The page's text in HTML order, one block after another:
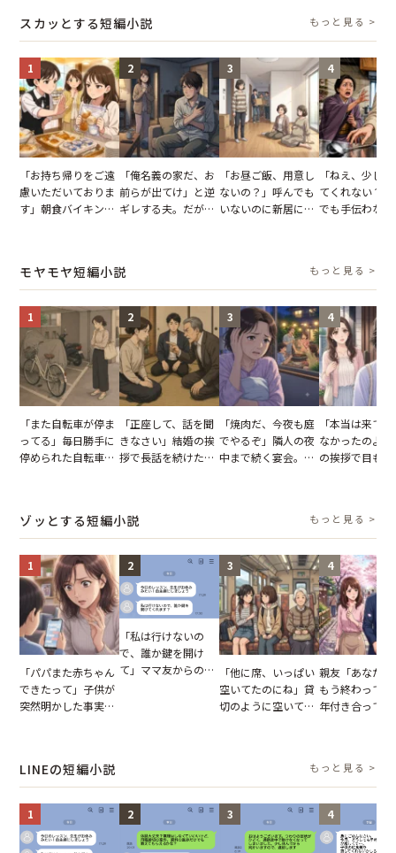
が一変
スカッとする短編小説 もっと見る >
1
「お持ち帰りをご遠
慮いただいておりま
す」朝食バイキング
が一変
2
「俺名義の家だ、お
前らが出てけ」と逆
ギレする夫。だが、
3
「お昼ご飯、用意し
ないの？」呼んでも
いないのに新居にあ
4
「ねえ、少し
てくれない？
でも手伝わな
モヤモヤ短編小説 もっと見る >
1
「また自転車が停ま
ってる」毎日勝手に
停められた自転車。
2
「正座して、話を聞
きなさい」結婚の挨
拶で長話を続けた義
3
「焼肉だ、今夜も庭
でやるぞ」隣人の夜
中まで続く宴会。我
4
「本当は来て
なかったのよ
の挨拶で目も
ゾッとする短編小説 もっと見る >
1
「パパまた赤ちゃん
できたって」子供が
突然明かした事実。
2
「私は行けないの
で、誰か鍵を開け
て」ママ友からの
3
「他に席、いっぱい
空いてたのにね」貸
切のように空いてる
4
親友「あなた
もう終わって
年付き合って
LINEの短編小説 もっと見る >
1 2 3 4